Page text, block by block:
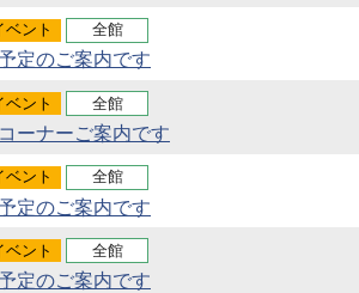
ベント 全館
定のご案内です
ベント 全館
ーナーご案内です
ベント 全館
定のご案内です
ベント 全館
定のご案内です